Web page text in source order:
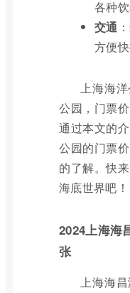
各种
交通
方便快
上海海
公园，门票
通过本文的
公园的门票
的了解。快
海底世界吧！
2024上海海
张
上海海